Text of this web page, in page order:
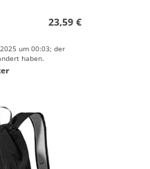
23,59 €
um 00:03; der
haben.